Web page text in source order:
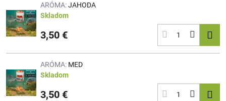
ARÓMA:JAHODA
Skladom
3,50 €
ARÓMA: MED
Skladom
3,50 €